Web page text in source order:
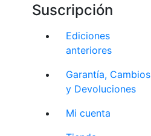
Suscripción
Ediciones
anteriores
Garantía, Cambios
y Devoluciones
Mi cuenta